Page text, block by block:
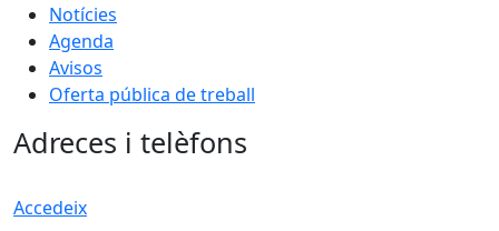
Notícies
Agenda
Avisos
Oferta pública de treball
Adreces i telèfons
Accedeix